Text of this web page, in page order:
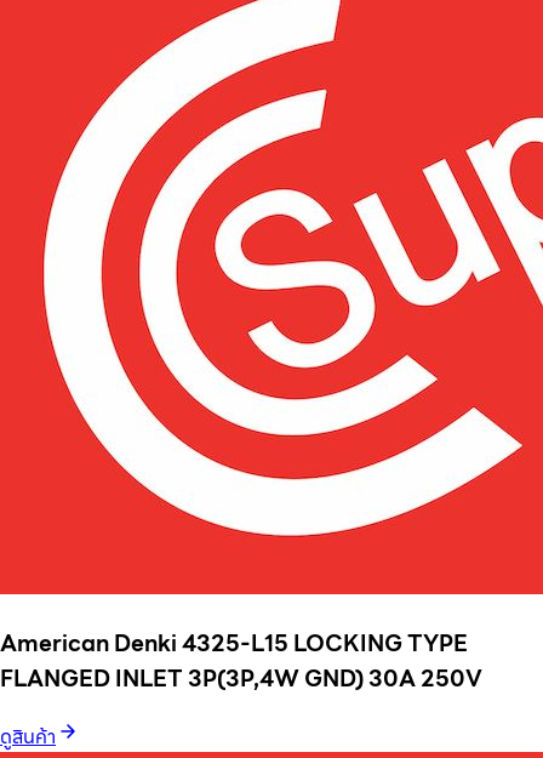
American Denki 4325-L15 LOCKING TYPE
FLANGED INLET 3P(3P,4W GND) 30A 250V
ดูสินค้า